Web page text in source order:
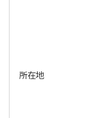
所在地